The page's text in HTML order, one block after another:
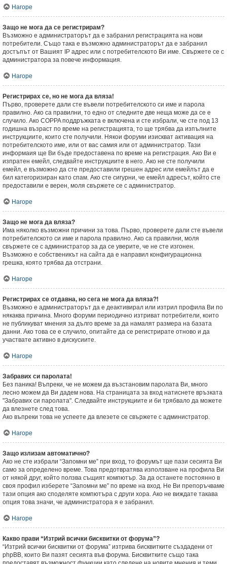
Нагоре
Защо не мога да се регистрирам?
Възможно е администраторът да е забранил регистрацията на нови
потребители. Също така е възможно администраторът да е забранил
достъпът от Вашият IP адрес или с потребителското Ви име. Свържете се с
администратора за повече информация.
Нагоре
Регистрирах се, но не мога да вляза!
Първо, проверете дали сте въвели потребителското си име и парола
правилно. Ако са правилни, то едно от следните две неща може да се е
случило. Ако COPPA поддръжката е включена и сте избрали, че сте под 13
годишна възраст по време на регистрацията, то ще трябва да изпълните
инструкциите, които сте получили. Някои форуми изискват активация на
потребителското име, или от вас самия или от администратор. Тази
информаия ще Ви бъде предоставена по време на регистрация. Ако Ви е
изпратен емейл, следвайте инструкциите в него. Ако не сте получили
емейл, е възможно да сте предоставили грешен адрес или емейлът да е
бил категоризиран като спам. Ако сте сигурни, че емейл адресът, който сте
предоставили е верен, моля свържете се с администратор.
Нагоре
Защо не мога да вляза?
Има няколко възможни причини за това. Първо, проверете дали сте въвели
потребителското си име и парола правилно. Ако са правилни, моля
свържете се с администратор за да се уверите, че не сте изгонен.
Възможно е собственикът на сайта да е направил конфигурационна
грешка, която трябва да отстрани.
Нагоре
Регистрирах се отдавна, но сега не мога да вляза?!
Възможно е администраторът да е деактивирал или изтрил профила Ви по
някаква причина. Много форуми периодично изтриват потребители, които
не публикуват мнения за дълго време за да намалят размера на базата
данни. Ако това се е случило, опитайте да се регистрирате отново и да
участвате активно в дискусиите.
Нагоре
Забравих си паролата!
Без паника! Въпреки, че не можем да възстановим паролата Ви, много
лесно можем да Ви дадем нова. На страницата за вход натиснете връзката
"Забравих си паролата". Следвайте инструкциите и би трябвало да можете
да влезнете след това.
Ако въпреки това не успеете да влезете се свържете с администратор.
Нагоре
Защо излизам автоматично?
Ако не сте избрали “Запомни ме” при вход, то форумът ще пази сесията Ви
само за определено време. Това предотвратява използване на профила Ви
от някой друг, който ползва същият компютър. За да останете постоянно в
своя профил изберете “Запомни ме” по време на вход. Не Ви препоръчваме
тази опция ако споделяте компютъра с други хора. Ако не виждате такава
опция това значи, че администратора я е забранил.
Нагоре
Какво прави “Изтрий всички бисквитки от форума”?
“Изтрий всички бисквитки от форума” изтрива бисквитките създадени от
phpBB, които Ви пазят сесията във форума. Бисквитките също така